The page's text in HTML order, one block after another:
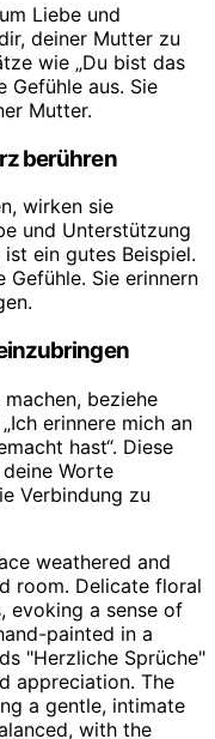
Liebe und
deiner Mutter zu
wie „Du bist das
Gefühle aus. Sie
Mutter.
berühren
wirken sie
und Unterstützung
ein gutes Beispiel.
Gefühle. Sie erinnern
beziehe
erinnere mich an
hast“. Diese
Worte
Verbindung zu